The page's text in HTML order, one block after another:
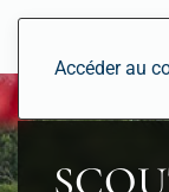
Accéder au